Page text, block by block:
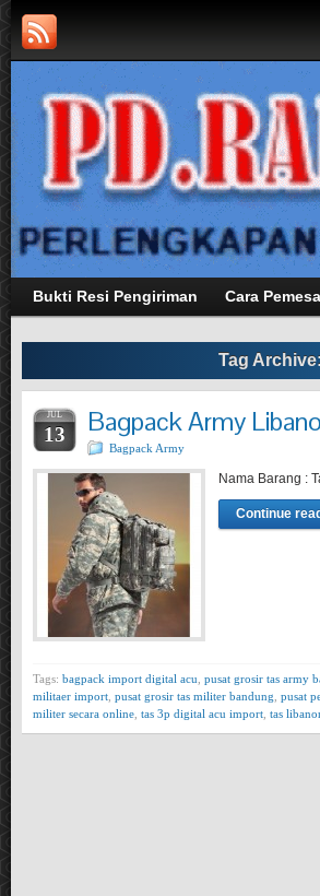
Bukti Resi Pengiriman Cara
Tag Archive:
JUL
13 Bagpack Army
Bagpack Army
Nama Barang :
Continue
Tags: bagpack import digital acu pusat grosir tas army
militaer import pusat grosir tas militer bandung pusat
militer secara online tas 3p digital acu import tas